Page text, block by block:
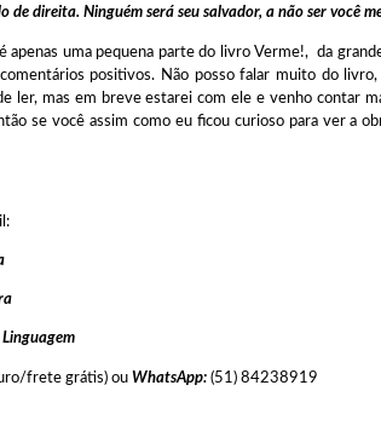
de direita. Ninguém será seu salvador, a não ser você
uma pequena parte do livro Verme!, da grande
positivos. Não posso falar muito do
ler, mas em breve estarei com ele e venho contar
se você assim como eu ficou curioso para ver a
frete grátis) ou WhatsApp: (51) 84238919